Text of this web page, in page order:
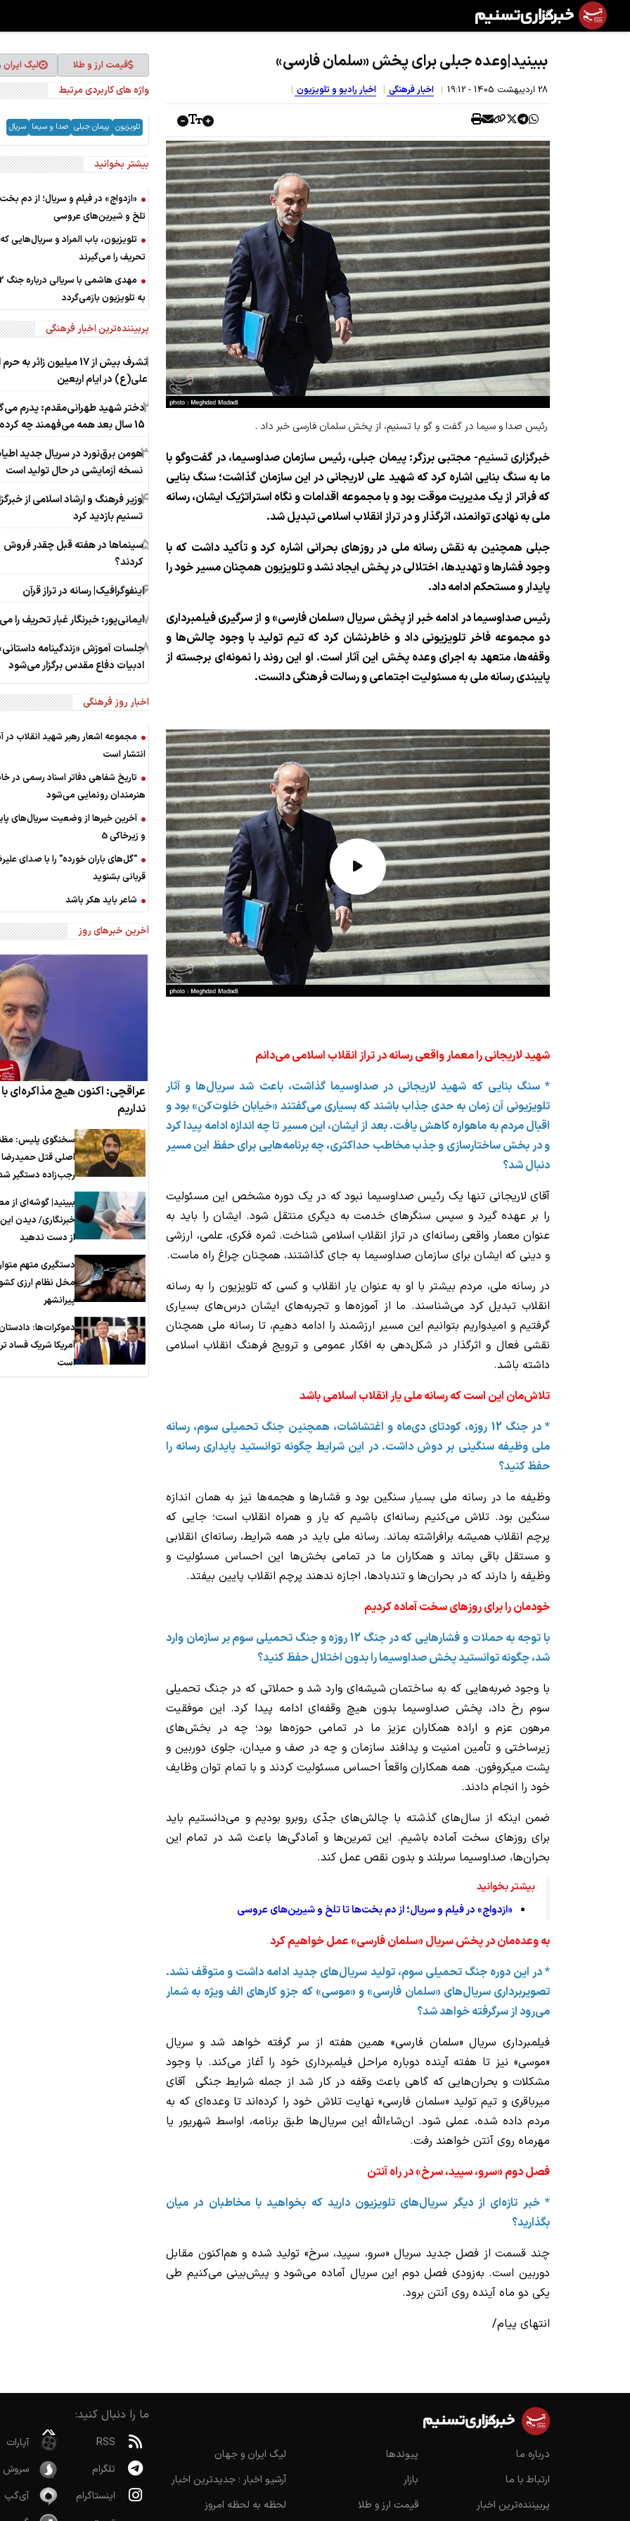
ببینید|وعده جبلی برای پخش «سلمان فارسی»
28 ارديبهشت 1405 - 19:12 اخبار فرهنگی اخبار رادیو و تلویزیون
رئیس صدا و سیما در گفت و گو با تسنیم، از پخش سلمان فارسی خبر داد .
خبرگزاری تسنیم- مجتبی برزگر: پیمان جبلی، رئیس سازمان صداوسیما، در گفت‌وگو با
ما به سنگ بنایی اشاره کرد که شهید علی لاریجانی در این سازمان گذاشت؛ سنگ بنایی
که فراتر از یک مدیریت موقت بود و با مجموعه اقدامات و نگاه استراتژیک ایشان، رسانه
ملی به نهادی توانمند، اثرگذار و در تراز انقلاب اسلامی تبدیل شد.
جبلی همچنین به نقش رسانه ملی در روزهای بحرانی اشاره کرد و تأکید داشت که با
وجود فشارها و تهدیدها، اختلالی در پخش ایجاد نشد و تلویزیون همچنان مسیر خود را
پایدار و مستحکم ادامه داد.
رئیس صداوسیما در ادامه خبر از پخش سریال «سلمان فارسی» و از سرگیری فیلمبرداری
دو مجموعه فاخر تلویزیونی داد و خاطرنشان کرد که تیم تولید با وجود چالش‌ها و
وقفه‌ها، متعهد به اجرای وعده پخش این آثار است. او این روند را نمونه‌ای برجسته از
پایبندی رسانه ملی به مسئولیت اجتماعی و رسالت فرهنگی دانست.
شهید لاریجانی را معمار واقعی رسانه در تراز انقلاب اسلامی می‌دانم
* سنگ بنایی که شهید لاریجانی در صداوسیما گذاشت، باعث شد سریال‌ها و آثار
تلویزیونی آن زمان به حدی جذاب باشند که بسیاری می‌گفتند «خیابان خلوت‌کن» بود و
اقبال مردم به ماهواره کاهش یافت. بعد از ایشان، این مسیر تا چه اندازه ادامه پیدا کرد
و در بخش ساختارسازی و جذب مخاطب حداکثری، چه برنامه‌هایی برای حفظ این مسیر
دنبال شد؟
آقای لاریجانی تنها یک رئیس صداوسیما نبود که در یک دوره مشخص این مسئولیت
را بر عهده گیرد و سپس سنگرهای خدمت به دیگری منتقل شود. ایشان را باید به
عنوان معمار واقعی رسانه‌ای در تراز انقلاب اسلامی شناخت. ثمره فکری، علمی، ارزشی
و دینی که ایشان برای سازمان صداوسیما به جای گذاشتند، همچنان چراغ راه ماست.
در رسانه ملی، مردم بیشتر با او به عنوان یار انقلاب و کسی که تلویزیون را به رسانه
انقلاب تبدیل کرد می‌شناسند. ما از آموزه‌ها و تجربه‌های ایشان درس‌های بسیاری
گرفتیم و امیدواریم بتوانیم این مسیر ارزشمند را ادامه دهیم، تا رسانه ملی همچنان
نقشی فعال و اثرگذار در شکل‌دهی به افکار عمومی و ترویج فرهنگ انقلاب اسلامی
داشته باشد.
تلاش‌مان این است که رسانه ملی یار انقلاب اسلامی باشد
* در جنگ 12 روزه، کودتای دی‌ماه و اغتشاشات، همچنین جنگ تحمیلی سوم، رسانه
ملی وظیفه سنگینی بر دوش داشت. در این شرایط چگونه توانستید پایداری رسانه را
حفظ کنید؟
وظیفه ما در رسانه ملی بسیار سنگین بود و فشارها و هجمه‌ها نیز به همان اندازه
سنگین بود. تلاش می‌کنیم رسانه‌ای باشیم که یار و همراه انقلاب است؛ جایی که
پرچم انقلاب همیشه برافراشته بماند. رسانه ملی باید در همه شرایط، رسانه‌ای انقلابی
و مستقل باقی بماند و همکاران ما در تمامی بخش‌ها این احساس مسئولیت و
وظیفه را دارند که در بحران‌ها و تندبادها، اجازه ندهند پرچم انقلاب پایین بیفتد.
خودمان را برای روزهای سخت آماده کردیم
با توجه به حملات و فشارهایی که در جنگ 12 روزه و جنگ تحمیلی سوم بر سازمان وارد
شد، چگونه توانستید پخش صداوسیما را بدون اختلال حفظ کنید؟
با وجود ضربه‌هایی که به ساختمان شیشه‌ای وارد شد و حملاتی که در جنگ تحمیلی
سوم رخ داد، پخش صداوسیما بدون هیچ وقفه‌ای ادامه پیدا کرد. این موفقیت
مرهون عزم و اراده همکاران عزیز ما در تمامی حوزه‌ها بود؛ چه در بخش‌های
زیرساختی و تأمین امنیت و پدافند سازمان و چه در صف و میدان، جلوی دوربین و
پشت میکروفون. همه همکاران واقعاً احساس مسئولیت کردند و با تمام توان وظایف
خود را انجام دادند.
ضمن اینکه از سال‌های گذشته با چالش‌های جدّی روبرو بودیم و می‌دانستیم باید
برای روزهای سخت آماده باشیم. این تمرین‌ها و آمادگی‌ها باعث شد در تمام این
بحران‌ها، صداوسیما سربلند و بدون نقص عمل کند.
بیشتر بخوانید
«ازدواج» در فیلم و سریال؛ از دم بخت‌ها تا تلخ و شیرین‌های عروسی
به وعده‌مان در پخش سریال «سلمان فارسی» عمل خواهیم کرد
* در این دوره جنگ تحمیلی سوم، تولید سریال‌های جدید ادامه داشت و متوقف نشد.
تصویربرداری سریال‌های «سلمان فارسی» و «موسی» که جزو کارهای الف ویژه به شمار
می‌رود از سرگرفته خواهد شد؟
فیلمبرداری سریال «سلمان فارسی» همین هفته از سر گرفته خواهد شد و سریال
«موسی» نیز تا هفته آینده دوباره مراحل فیلمبرداری خود را آغاز می‌کند. با وجود
مشکلات و بحران‌هایی که گاهی باعث وقفه در کار شد از جمله شرایط جنگی آقای
میرباقری و تیم تولید «سلمان فارسی» نهایت تلاش خود را کرده‌اند تا وعده‌ای که به
مردم داده شده، عملی شود. ان‌شاءالله این سریال‌ها طبق برنامه، اواسط شهریور یا
مهرماه روی آنتن خواهند رفت.
فصل دوم «سرو، سپید، سرخ» در راه آنتن
* خبر تازه‌ای از دیگر سریال‌های تلویزیون دارید که بخواهید با مخاطبان در میان
بگذارید؟
چند قسمت از فصل جدید سریال «سرو، سپید، سرخ» تولید شده و هم‌اکنون مقابل
دوربین است. به‌زودی فصل دوم این سریال آماده می‌شود و پیش‌بینی می‌کنیم طی
یکی دو ماه آینده روی آنتن برود.
انتهای پیام/
قیمت ارز و طلا لیگ
واژه های کاربردی مرتبط
تلویزیون پیمان جبلی صدا و سیما سریال
بیشتر بخوانید
«ازدواج» در فیلم و سریال؛ از دم
تلخ و شیرین‌های عروسی
تلویزیون، باب المراد و سریال‌هایی
تحریف را می‌گیرند
به تلویزیون بازمی‌گردد
پربیننده‌ترین اخبار فرهنگی
1
تشرف بیش از 17 میلیون زائر به
علی(ع) در ایام اربعین
2دختر شهید طهرانی‌مقدم: پدرم
15 سال بعد همه می‌فهمند چه کرده‌ایم
3هومن برق‌نورد در سریال جدید
نسخه آزمایشی در حال تولید است
4وزیر فرهنگ و ارشاد اسلامی از
تسنیم بازدید کرد
5سینماها در هفته قبل چقدر فروش
کردند؟
6اینفوگرافیک| رسانه در تراز قرآن
7ایمانی‌پور: خبرنگار غبار تحریف را
8جلسات آموزش «زندگینامه
ادبیات دفاع مقدس برگزار می‌شود
اخبار روز فرهنگی
مجموعه اشعار رهبر شهید انقلاب در
انتشار است
تاریخ شفاهی دفاتر اسناد رسمی در
هنرمندان رونمایی می‌شود
و زیرخاکی 5
"گل‌های باران خورده" را با صدای
قربانی بشنوید
شاعر باید هکر باشد
آخرین خبرهای روز
عراقچی: اکنون هیچ مذاکره‌ای با
نداریم
سخنگوی پلیس:
اصلی قتل حمیدرضا
رجب‌زاده دستگیر
ببینید| گوشه‌ای از
خبرنگاری/ دیدن این
از دست ندهید
دستگیری متهم
مخل نظام ارزی
پیرانشهر
دموکرات‌ها:
آمریکا شریک فساد
است
درباره ما
ارتباط با ما
پربیننده‌ترین اخبار
پیوندها
بازار
قیمت ارز و طلا
لیگ ایران و جهان
آرشیو اخبار ؛ جدیدترین اخبار
لحظه به لحظه امروز
ما را دنبال کنید:
RSS
تلگرام
اینستاگرام
آپارات
سروش
آی‌گپ